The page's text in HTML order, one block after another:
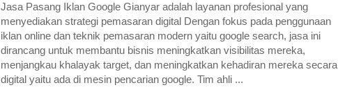
Jasa Pasang Iklan Google Gianyar adalah layanan profesional yang
menyediakan strategi pemasaran digital Dengan fokus pada penggunaan
iklan online dan teknik pemasaran modern yaitu google search, jasa ini
dirancang untuk membantu bisnis meningkatkan visibilitas mereka,
menjangkau khalayak target, dan meningkatkan kehadiran mereka secara
digital yaitu ada di mesin pencarian google. Tim ahli ...